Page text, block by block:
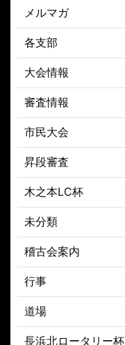
メルマガ
各支部
大会情報
審査情報
市民大会
昇段審査
木之本LC杯
未分類
稽古会案内
行事
道場
長浜北ロータリー杯